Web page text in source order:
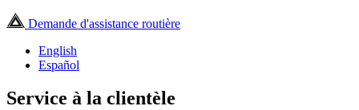
Demande d'assistance routière
English
Español
Service à la clientèle